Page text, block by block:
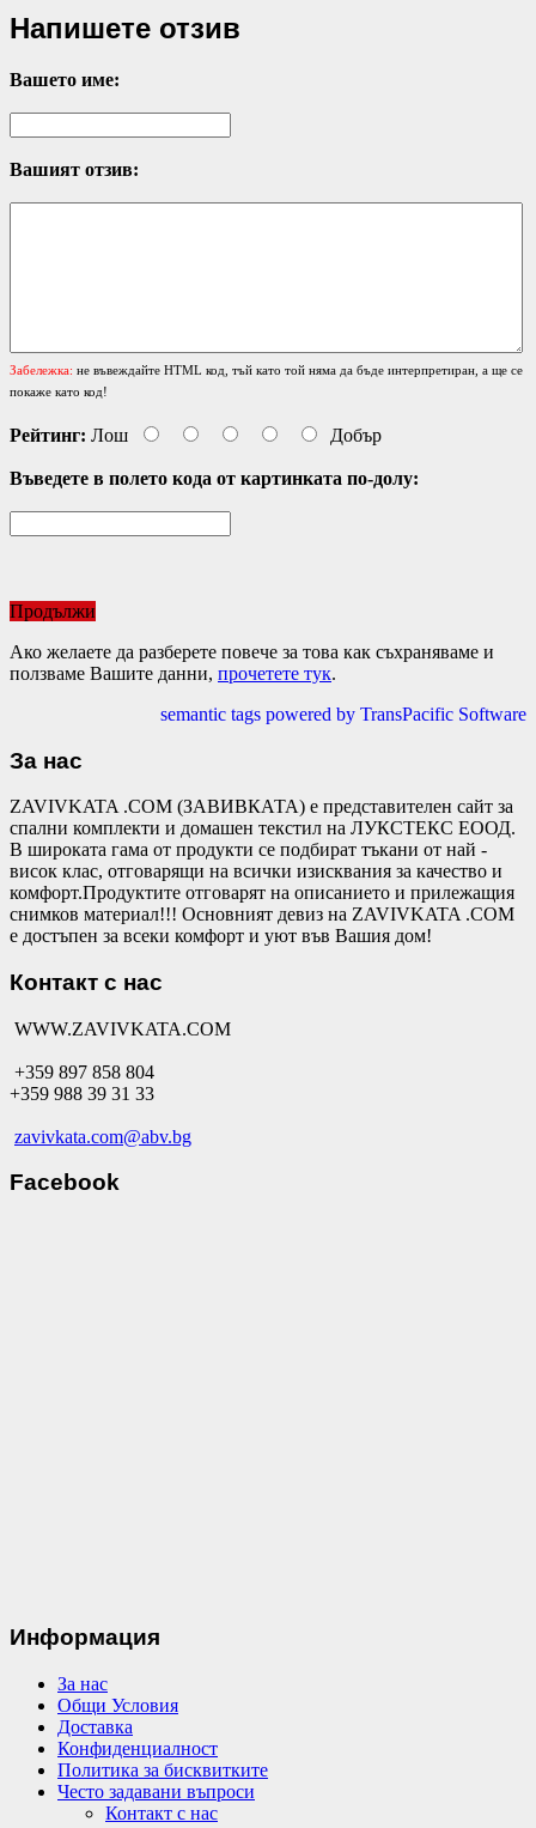
Напишете отзив
Вашето име:
Вашият отзив:
Забележка: не въвеждайте HTML код, тъй като той няма да бъде интерпретиран, а ще се
покаже като код!
Рейтинг: Лош Добър
Въведете в полето кода от картинката по-долу:
Продължи
Ако желаете да разберете повече за това как съхраняваме и
ползваме Вашите данни, прочетете тук.
semantic tags powered by TransPacific Software
За нас
ZAVIVKATA .COM (ЗАВИВКАТА) е представителен сайт за
спални комплекти и домашен текстил на ЛУКСТЕКС ЕООД.
В широката гама от продукти се подбират тъкани от най -
висок клас, отговарящи на всички изисквания за качество и
комфорт.Продуктите отговарят на описанието и прилежащия
снимков материал!!! Основният девиз на ZAVIVKATA .COM
е достъпен за всеки комфорт и уют във Вашия дом!
Контакт с нас
WWW.ZAVIVKATA.COM
+359 897 858 804
+359 988 39 31 33
zavivkata.com@abv.bg
Facebook
Информация
За нас
Общи Условия
Доставка
Конфиденциалност
Политика за бисквитките
Често задавани въпроси
Контакт с нас